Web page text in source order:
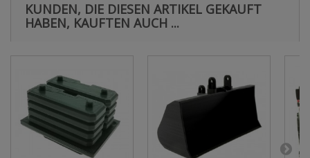
KUNDEN, DIE DIESEN ARTIKEL GEKAUFT
HABEN, KAUFTEN AUCH ...